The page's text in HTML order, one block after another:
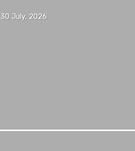
30 July, 2026